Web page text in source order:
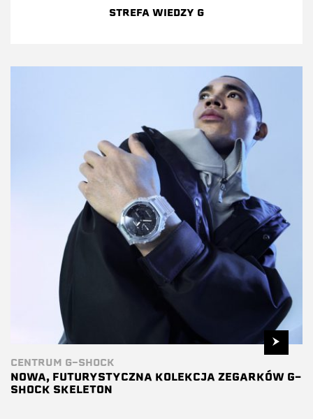
STREFA WIEDZY G
CENTRUM G-SHOCK
NOWA, FUTURYSTYCZNA KOLEKCJA ZEGARKÓW G-
SHOCK SKELETON